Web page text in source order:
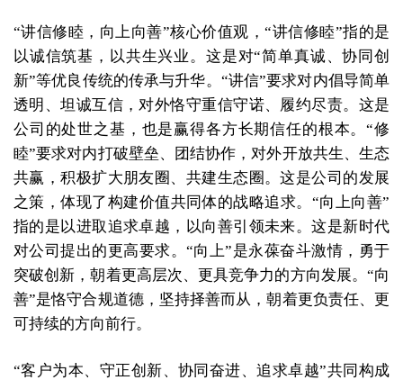
“讲信修睦，向上向善”核心价值观，“讲信修睦”指的是
以诚信筑基，以共生兴业。这是对“简单真诚、协同创
新”等优良传统的传承与升华。“讲信”要求对内倡导简单
透明、坦诚互信，对外恪守重信守诺、履约尽责。这是
公司的处世之基，也是赢得各方长期信任的根本。“修
睦”要求对内打破壁垒、团结协作，对外开放共生、生态
共赢，积极扩大朋友圈、共建生态圈。这是公司的发展
之策，体现了构建价值共同体的战略追求。“向上向善”
指的是以进取追求卓越，以向善引领未来。这是新时代
对公司提出的更高要求。“向上”是永葆奋斗激情，勇于
突破创新，朝着更高层次、更具竞争力的方向发展。“向
善”是恪守合规道德，坚持择善而从，朝着更负责任、更
可持续的方向前行。
“客户为本、守正创新、协同奋进、追求卓越”共同构成